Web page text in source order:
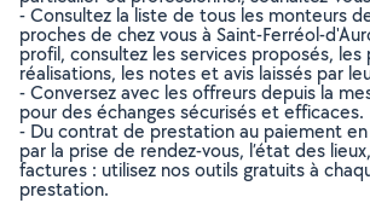
- Consultez la liste de tous les monteurs
proches de chez vous à Saint-Ferréol-
profil, consultez les services proposés,
réalisations, les notes et avis laissés par
- Conversez avec les offreurs depuis la
pour des échanges sécurisés et efficaces.
- Du contrat de prestation au paiement
par la prise de rendez-vous, l’état des
factures : utilisez nos outils gratuits à
prestation.